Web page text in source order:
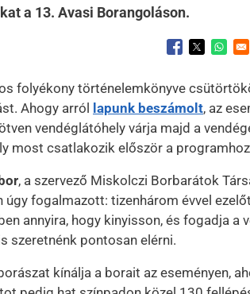
a 13. Avasi Borangoláson.
Opens in a
Opens in
folyékony történelemkönyve
Ahogy arról
lapunk beszámolt, az
vendéglátóhely várja majd a
most csatlakozik először a
, a szervező Miskolczi Borbarátok
úgy fogalmazott: tizenhárom évvel
annyira, hogy kinyisson, és fogadja
szeretnénk pontosan elérni.
kínálja a borait az eseményen,